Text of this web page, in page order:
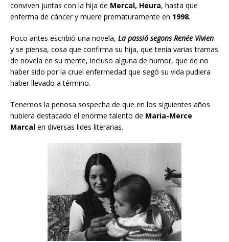
conviven juntas con la hija de Mercal, Heura, hasta que
enferma de cáncer y muere prematuramente en 1998.
Poco antes escribió una novela, La passió segons Renée Vivien
y se piensa, cosa que confirma su hija, que tenía varias tramas
de novela en su mente, incluso alguna de humor, que de no
haber sido por la cruel enfermedad que segó su vida pudiera
haber llevado a término.
Tenemos la penosa sospecha de que en los siguientes años
hubiera destacado el enorme talento de Maria-Merce
Marcal en diversas lides literarias.